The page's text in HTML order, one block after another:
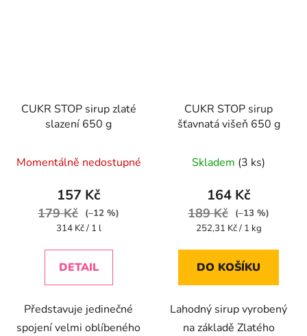
CUKR STOP sirup zlaté
slazení 650 g
hodnocení
produktu
je
4,2
5
Momentálně nedostupné
157 Kč
179 Kč
(–12 %)
Měrná
314 Kč / 1 l
DETAIL
Představuje jedinečné
spojení velmi oblíbeného
CUKR STOP sirup
šťavnatá višeň 650 g
Skladem (3 ks)
164 Kč
189 Kč
(–13 %)
Měrná
252,31 Kč / 1 kg
DO KOŠÍKU
Lahodný sirup vyrobený
na základě Zlatého